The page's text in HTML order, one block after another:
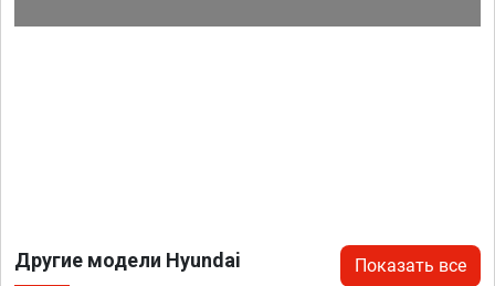
Другие модели Hyundai Показать все